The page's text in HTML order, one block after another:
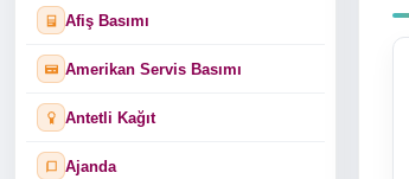
Afiş Basımı
Amerikan Servis Basımı
Antetli Kağıt
Ajanda